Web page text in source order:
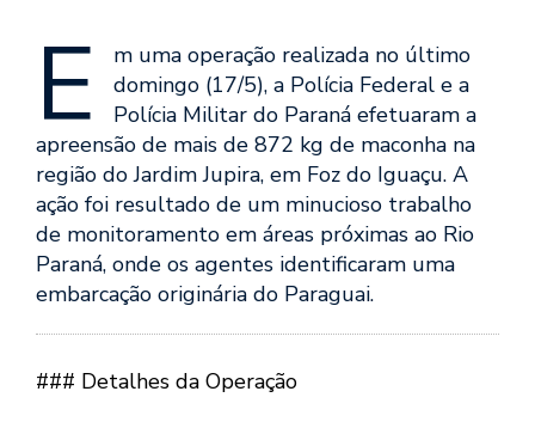
E
m uma operação realizada no último
domingo (17/5), a Polícia Federal e a
Polícia Militar do Paraná efetuaram a
apreensão de mais de 872 kg de maconha na
região do Jardim Jupira, em Foz do Iguaçu. A
ação foi resultado de um minucioso trabalho
de monitoramento em áreas próximas ao Rio
Paraná, onde os agentes identificaram uma
embarcação originária do Paraguai.
### Detalhes da Operação